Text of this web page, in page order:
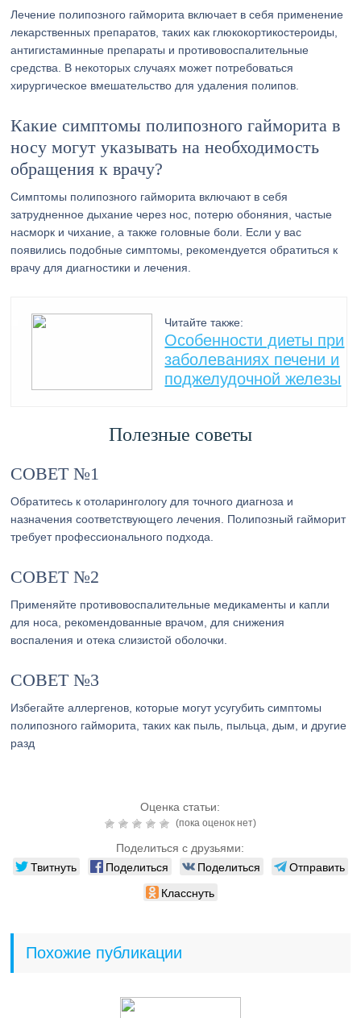
Лечение полипозного гайморита включает в себя применение
лекарственных препаратов, таких как глюкокортикостероиды,
антигистаминные препараты и противовоспалительные
средства. В некоторых случаях может потребоваться
хирургическое вмешательство для удаления полипов.
Какие симптомы полипозного гайморита в
носу могут указывать на необходимость
обращения к врачу?
Симптомы полипозного гайморита включают в себя
затрудненное дыхание через нос, потерю обоняния, частые
насморк и чихание, а также головные боли. Если у вас
появились подобные симптомы, рекомендуется обратиться к
врачу для диагностики и лечения.
Читайте также:
Особенности диеты при
заболеваниях печени и
поджелудочной железы
Полезные советы
СОВЕТ №1
Обратитесь к отоларингологу для точного диагноза и
назначения соответствующего лечения. Полипозный гайморит
требует профессионального подхода.
СОВЕТ №2
Применяйте противовоспалительные медикаменты и капли
для носа, рекомендованные врачом, для снижения
воспаления и отека слизистой оболочки.
СОВЕТ №3
Избегайте аллергенов, которые могут усугубить симптомы
полипозного гайморита, таких как пыль, пыльца, дым, и другие
разд
Оценка статьи:
(пока оценок нет)
Поделиться с друзьями:
Твитнуть Поделиться Поделиться
Отправить
Класснуть
Похожие публикации